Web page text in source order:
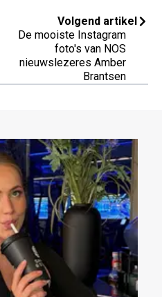
Volgend artikel
De mooiste Instagram
foto's van NOS
nieuwslezeres Amber
Brantsen